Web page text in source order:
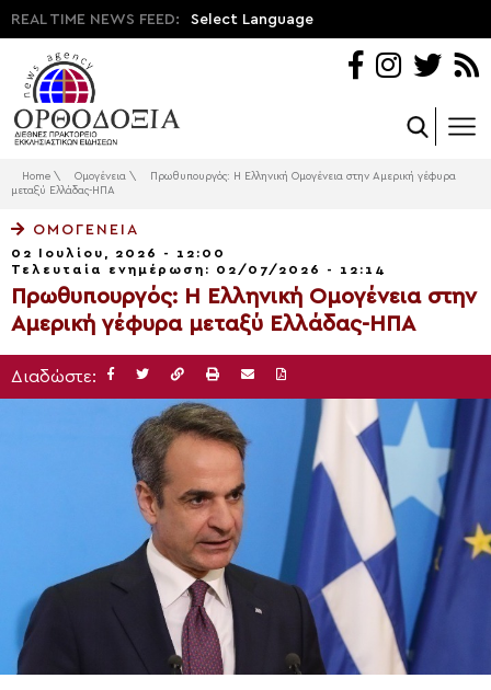
REAL TIME NEWS FEED: Select Language
Home \ Ομογένεια \
Πρωθυπουργός: Η Ελληνική Ομογένεια στην Αμερική γέφυρα
μεταξύ Ελλάδας-ΗΠΑ
ΟΜΟΓΈΝΕΙΑ
02 Ιουλίου, 2026 - 12:00
Τελευταία ενημέρωση: 02/07/2026 - 12:14
Πρωθυπουργός: Η Ελληνική Ομογένεια στην
Αμερική γέφυρα μεταξύ Ελλάδας-ΗΠΑ
Διαδώστε: